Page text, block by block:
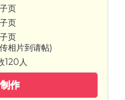
页
页
页
相片到请帖)
120人
作